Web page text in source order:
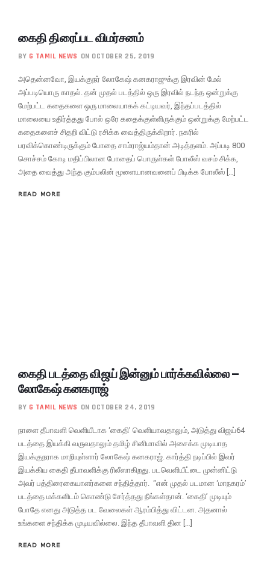
கைதி திரைப்பட விமர்சனம்
BY G TAMIL NEWS ON OCTOBER 25, 2019
அதென்னவோ, இயக்குநர் லோகேஷ் கனகராஜுக்கு இரவின் மேல்
அப்படியொரு காதல். தன் முதல் படத்தில் ஒரு இரவில் நடந்த ஒன்றுக்கு
மேற்பட்ட கதைகளை ஒரு மாலையாகக் கட்டியவர், இந்தப்படத்தில்
மாலையை உதிர்த்தது போல் ஒரே கதைக்குள்ளிருக்கும் ஒன்றுக்கு மேற்பட்ட
கதைகளைச் சிதறி விட்டு ரசிக்க வைத்திருக்கிறார். நகரில்
பரவிக்கொண்டிருக்கும் போதை சாம்ராஜ்யம்தான் அடித்தளம். அப்படி 800
சொச்சம் கோடி மதிப்பிலான போதைப் பொருள்கள் போலீஸ் வசம் சிக்க,
அதை வைத்து அந்த கும்பலின் மூளையானவனைப் பிடிக்க போலீஸ் […]
READ MORE
கைதி படத்தை விஜய் இன்னும் பார்க்கவில்லை –
லோகேஷ் கனகராஜ்
BY G TAMIL NEWS ON OCTOBER 24, 2019
நாளை தீபாவளி வெளியீடாக ‘கைதி’ வெளியாவதாலும், அடுத்து விஜய்64
படத்தை இயக்கி வருவதாலும் தமிழ் சினிமாவில் அசைக்க முடியாத
இயக்குநராக மாறியுள்ளார் லோகேஷ் கனகராஜ். கார்த்தி நடிப்பில் இவர்
இயக்கிய கைதி தீபாவளிக்கு ரிலீஸாகிறது. படவெளியீட்டை முன்னிட்டு
அவர் பத்திரைகையாளர்களை சந்தித்தார். “என் முதல் படமான ‘மாநகரம்’
படத்தை மக்களிடம் கொண்டு சேர்த்தது நீங்கள்தான். ‘கைதி’ முடியும்
போதே எனது அடுத்த பட வேலைகள் ஆரம்பித்து விட்டன. அதனால்
உங்களை சந்திக்க முடியவில்லை. இந்த தீபாவளி தின […]
READ MORE